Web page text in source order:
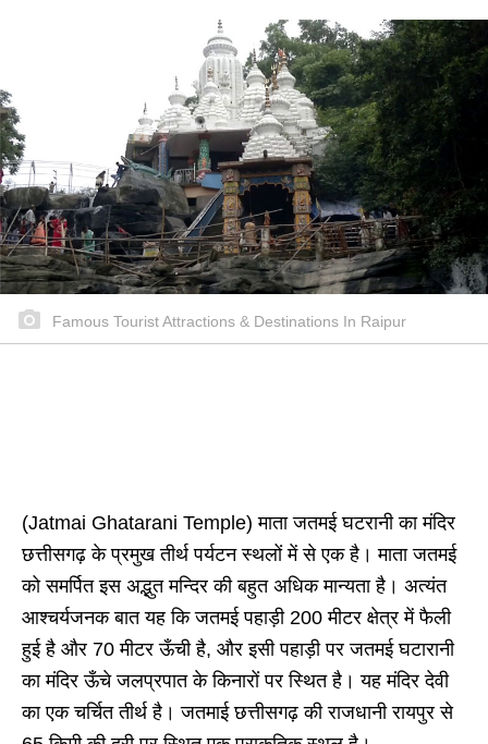
Famous Tourist Attractions & Destinations In Raipur
(Jatmai Ghatarani Temple) माता जतमई घटरानी का मंदिर
छत्तीसगढ़ के प्रमुख तीर्थ पर्यटन स्थलों में से एक है। माता जतमई
को समर्पित इस अद्भुत मन्दिर की बहुत अधिक मान्यता है। अत्यंत
आश्चर्यजनक बात यह कि जतमई पहाड़ी 200 मीटर क्षेत्र में फैली
हुई है और 70 मीटर ऊँची है, और इसी पहाड़ी पर जतमई घटारानी
का मंदिर ऊँचे जलप्रपात के किनारों पर स्थित है। यह मंदिर देवी
का एक चर्चित तीर्थ है। जतमाई छत्तीसगढ़ की राजधानी रायपुर से